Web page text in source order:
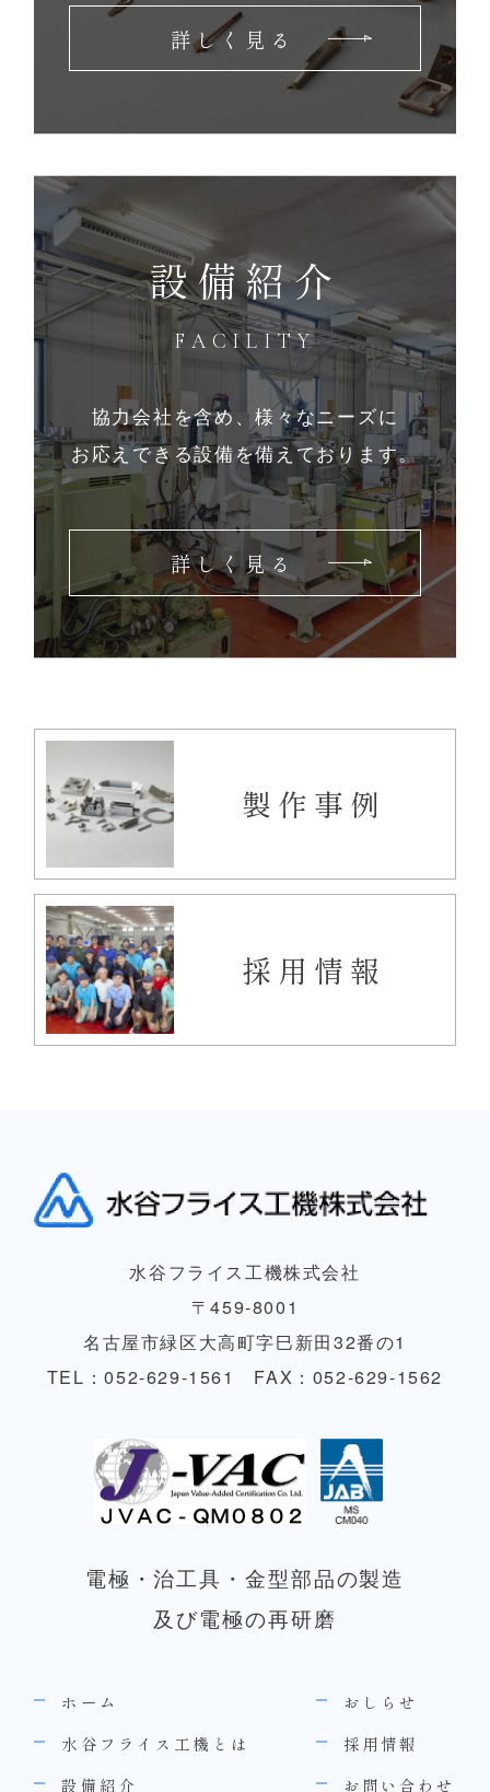
詳しく見る
設備紹介
FACILITY
協力会社を含め、様々なニーズに
お応えできる設備を備えております。
詳しく見る
製作事例
採用情報
水谷フライス工機株式会社
〒459-8001
名古屋市緑区大高町字巳新田32番の1
TEL：052-629-1561
FAX：052-629-1562
電極・治工具・金型部品の製造
及び電極の再研磨
ホーム
水谷フライス工機とは
設備紹介
おしらせ
採用情報
お問い合わせ